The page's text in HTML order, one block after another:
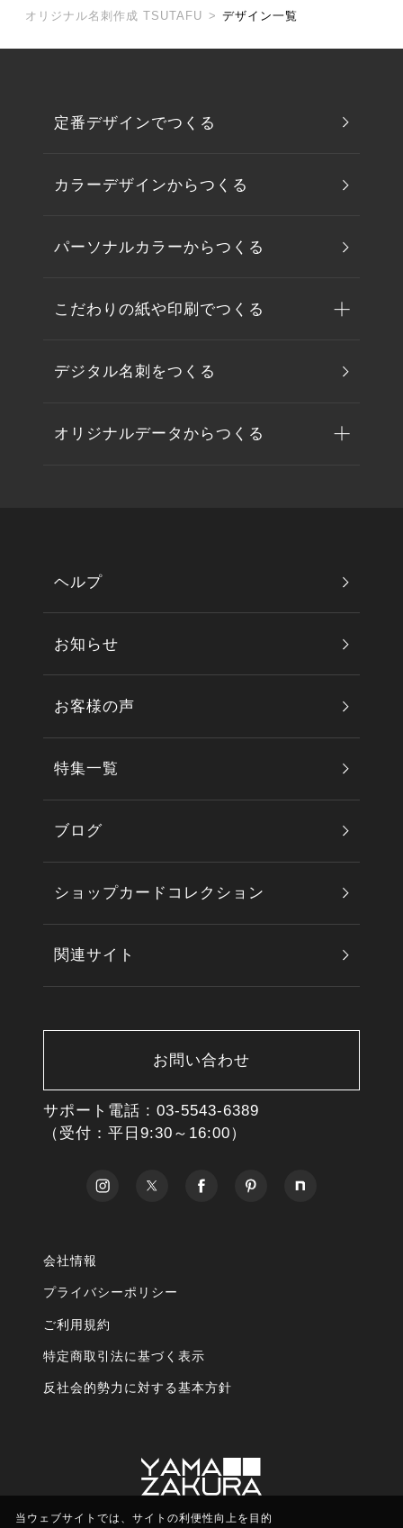
オリジナル名刺作成 TSUTAFU > デザイン一覧
定番デザインでつくる
カラーデザインからつくる
パーソナルカラーからつくる
こだわりの紙や印刷でつくる
デジタル名刺をつくる
オリジナルデータからつくる
ヘルプ
お知らせ
お客様の声
特集一覧
ブログ
ショップカードコレクション
関連サイト
お問い合わせ
サポート電話 : 03-5543-6389
（受付：平日9:30～16:00）
会社情報
プライバシーポリシー
ご利用規約
特定商取引法に基づく表示
反社会的勢力に対する基本方針
当ウェブサイトでは、サイトの利便性向上を目的